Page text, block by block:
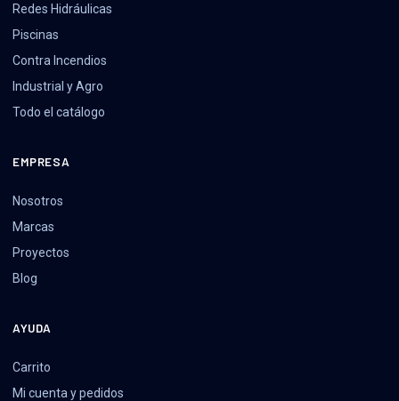
Redes Hidráulicas
Piscinas
Contra Incendios
Industrial y Agro
Todo el catálogo
EMPRESA
Nosotros
Marcas
Proyectos
Blog
AYUDA
Carrito
Mi cuenta y pedidos